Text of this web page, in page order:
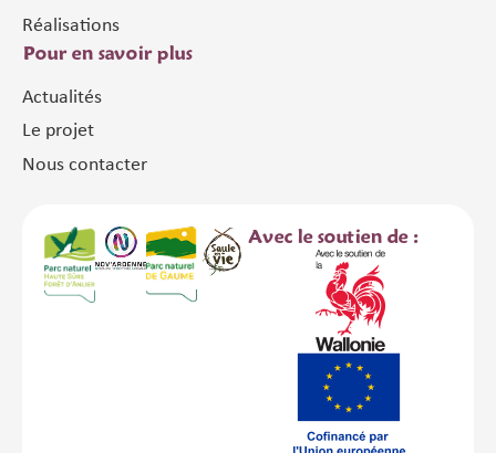
Réalisations
Pour en savoir plus
Actualités
Le projet
Nous contacter
Avec le soutien de :